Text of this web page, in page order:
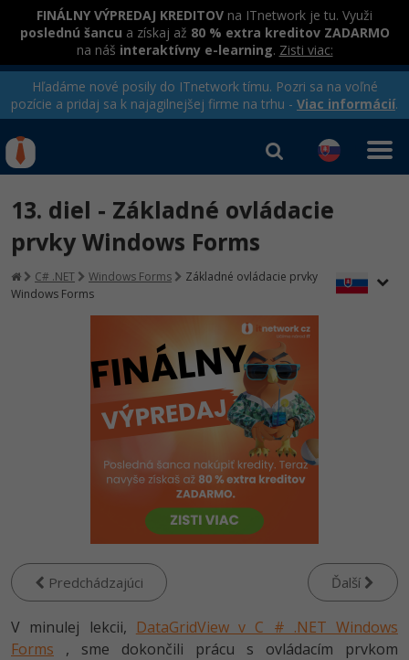
FINÁLNY VÝPREDAJ KREDITOV na ITnetwork je tu. Využi
poslednú šancu a získaj až 80 % extra kreditov ZADARMO
na náš interaktívny e-learning. Zisti viac:
Hľadáme nové posily do ITnetwork tímu. Pozri sa na voľné
pozície a pridaj sa k najagilnejšej firme na trhu - Viac informácií.
Rekvalifikačné kurzy
hradené úradom práce
Kurzy programovania
Ako začať?
C# .NET -80%
Python -80%
JavaScript -80%
C++
Swift -80%
Kotlin -80%
Prihlásiť sa | Registrovať
13. diel - Základné ovládacie
prvky Windows Forms
C# .NET Windows Forms
Základné ovládacie prvky
Windows Forms
Predchádzajúci Ďalší
V minulej lekcii, DataGridView v C # .NET Windows
Forms , sme dokončili prácu s ovládacím prvkom